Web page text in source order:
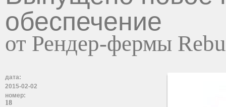
обеспечение
от Рендер-фермы
дата:
2015-02-02
номер:
18